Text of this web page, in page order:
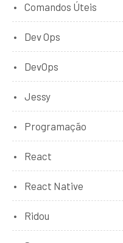
Comandos Úteis
Dev Ops
DevOps
Jessy
Programação
React
React Native
Ridou